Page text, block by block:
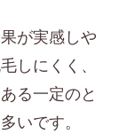
が実感しや
しにくく、
る一定のと
いです。